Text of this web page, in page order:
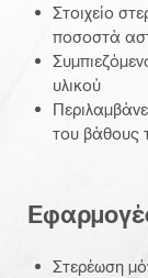
Στοιχείο
ποσοστά
υλικού
του βάθους
Στερέωση